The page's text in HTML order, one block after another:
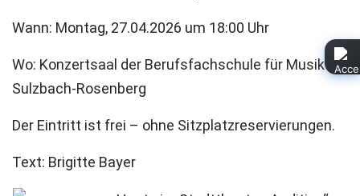
Wann: Montag, 27.04.2026 um 18:00 Uhr
Wo: Konzertsaal der Berufsfachschule für Musik
Sulzbach-Rosenberg
Der Eintritt ist frei – ohne Sitzplatzreservierungen.
Text: Brigitte Bayer